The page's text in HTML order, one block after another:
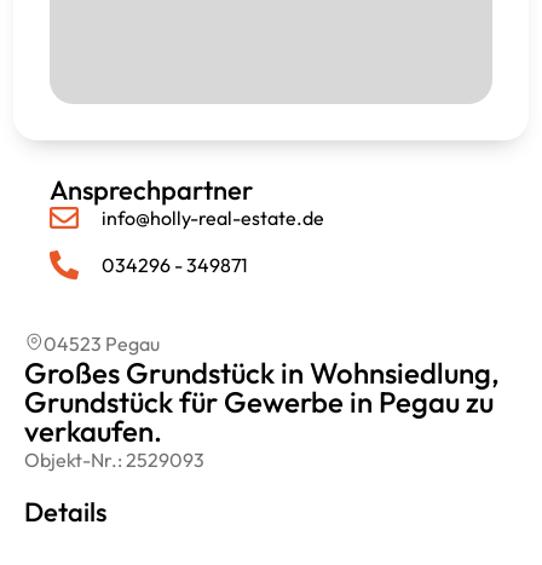
Ansprechpartner
info@holly-real-estate.de
034296 - 349871
04523 Pegau
Großes Grundstück in Wohnsiedlung,
Grundstück für Gewerbe in Pegau zu
verkaufen.
Objekt-Nr.: 2529093
Details